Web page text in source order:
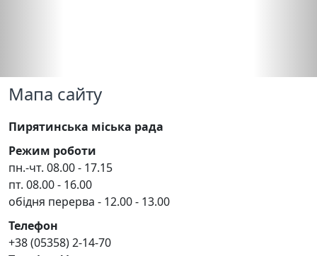
Мапа сайту
Пирятинська міська рада
Режим роботи
пн.-чт. 08.00 - 17.15
пт. 08.00 - 16.00
обідня перерва - 12.00 - 13.00
Телефон
+38 (05358) 2-14-70